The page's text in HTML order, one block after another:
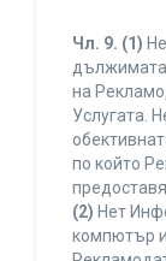
Чл. 9. (1)
дължимата
на
Услугата.
по който
(2) Нет
компютър